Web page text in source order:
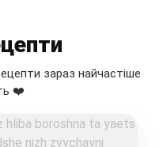
зараз найчастіше
❤️